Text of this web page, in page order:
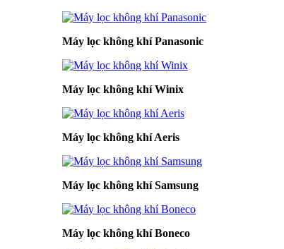
Máy lọc không khí Panasonic
Máy lọc không khí Winix
Máy lọc không khí Aeris
Máy lọc không khí Samsung
Máy lọc không khí Boneco